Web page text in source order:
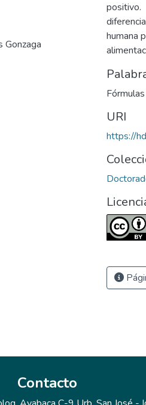
Gonzaga
humana
URI
https://
Contacto